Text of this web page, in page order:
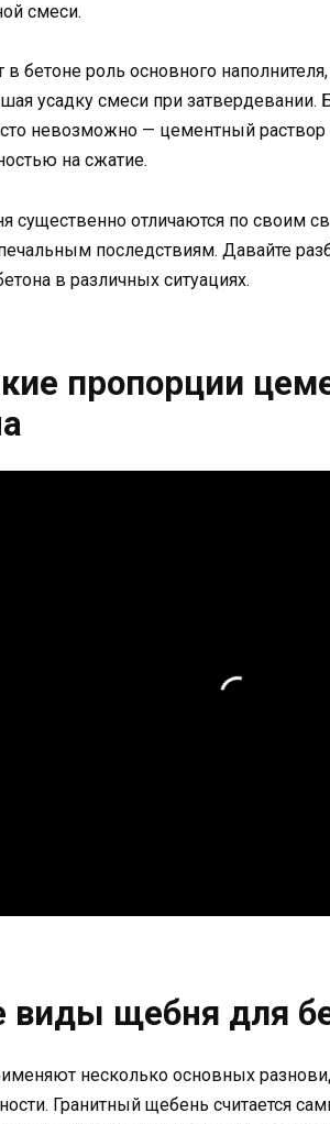
смеси.
бетоне роль основного
усадку смеси при затвердевании.
невозможно — цементный раствор
на сжатие.
существенно отличаются по своим
последствиям. Давайте
в различных ситуациях.
пропорции
виды щебня для
несколько основных
Гранитный щебень считается